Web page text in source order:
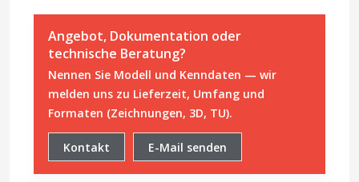
Angebot, Dokumentation oder
technische Beratung?
Nennen Sie Modell und Kenndaten — wir
melden uns zu Lieferzeit, Umfang und
Formaten (Zeichnungen, 3D, TU).
Kontakt E-Mail senden